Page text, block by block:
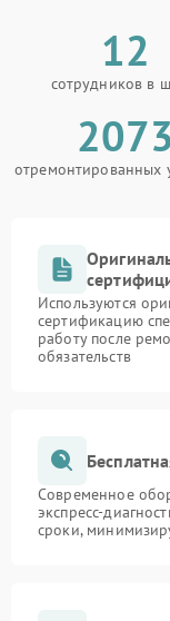
12
сотрудников в
2073
отремонтированных
Используются
сертификацию
работу после
обязательств
Современное
экспресс-
сроки,